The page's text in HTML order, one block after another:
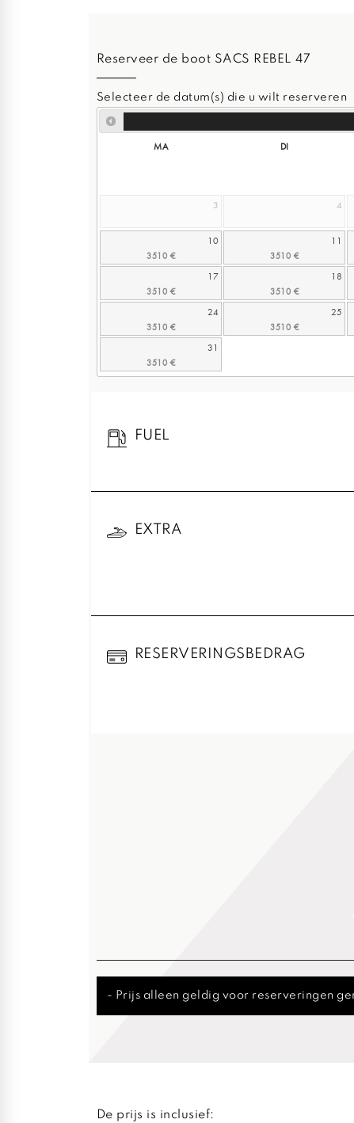
Reserveer de boot SACS REBEL 47
Selecteer de datum(s) die u wilt reserveren
MA DI
3 4
10 11
17 18
24 25
31
FUEL
EXTRA
RESERVERINGSBEDRAG
- Prijs alleen geldig voor reserveringen
De prijs is inclusief: